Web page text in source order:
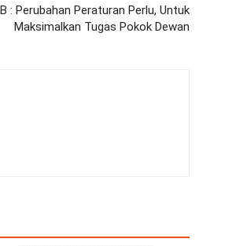
: Perubahan Peraturan Perlu, Untuk
Maksimalkan Tugas Pokok Dewan